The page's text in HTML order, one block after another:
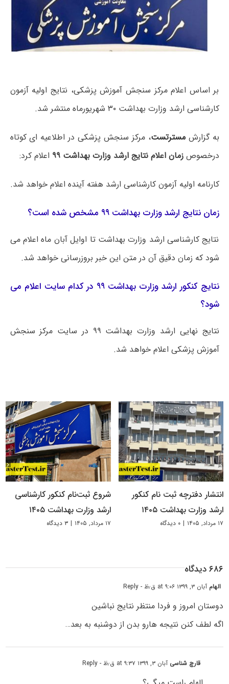
بر اساس اعلام مرکز سنجش آموزش پزشکی، نتایج اولیه آزمون
کارشناسی ارشد وزارت بهداشت ۳۰ شهریورماه منتشر شد.
به گزارشمسترتست، مرکز سنجش پزشکی در اطلاعیه ای کوتاه
درخصوص زمان اعلام نتایج ارشد وزارت بهداشت ۹۹ اعلام کرد:
کارنامه اولیه آزمون کارشناسی ارشد هفته آینده اعلام خواهد شد.
زمان نتایج ارشد وزارت بهداشت ۹۹ مشخص شده است؟
نتایج کارشناسی ارشد وزارت بهداشت تا اوایل آبان ماه اعلام می
شود که زمان دقیق آن در متن این خبر بروزرسانی خواهد شد.
نتایج کنکور ارشد وزارت بهداشت ۹۹ در کدام سایت اعلام می
شود؟
نتایج نهایی ارشد وزارت بهداشت ۹۹ در سایت مرکز سنجش
آموزش پزشکی اعلام خواهد شد.
انتشار دفترچه ثبت نام کنکور
ارشد وزارت بهداشت ۱۴۰۵
۱۷ مرداد, ۱۴۰۵ | ۰ دیدگاه
شروع ثبت‌نام کنکور کارشناسی
ارشد وزارت بهداشت ۱۴۰۵
۱۷ مرداد, ۱۴۰۵ | ۳ دیدگاه
۶۸۶ دیدگاه
الهام آبان ۳, ۱۳۹۹ at ۹:۰۶ ق٫ظ - Reply
دوستان امروز و فردا منتظر نتایج نباشین
اگه لطف کنن نتیجه هارو بدن از دوشنبه به بعد…
قارچ شناسی آبان ۳, ۱۳۹۹ at ۹:۳۷ ق٫ظ - Reply